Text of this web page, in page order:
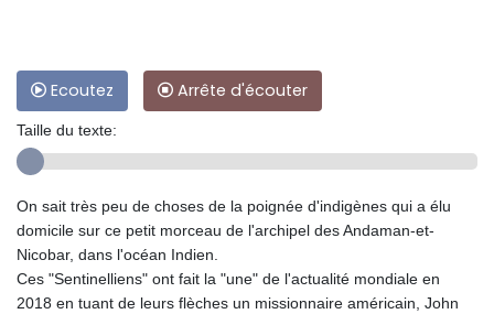
Ecoutez Arrête d'écouter
Taille du texte:
On sait très peu de choses de la poignée d'indigènes qui a élu
domicile sur ce petit morceau de l'archipel des Andaman-et-
Nicobar, dans l'océan Indien.
Ces "Sentinelliens" ont fait la "une" de l'actualité mondiale en
2018 en tuant de leurs flèches un missionnaire américain, John